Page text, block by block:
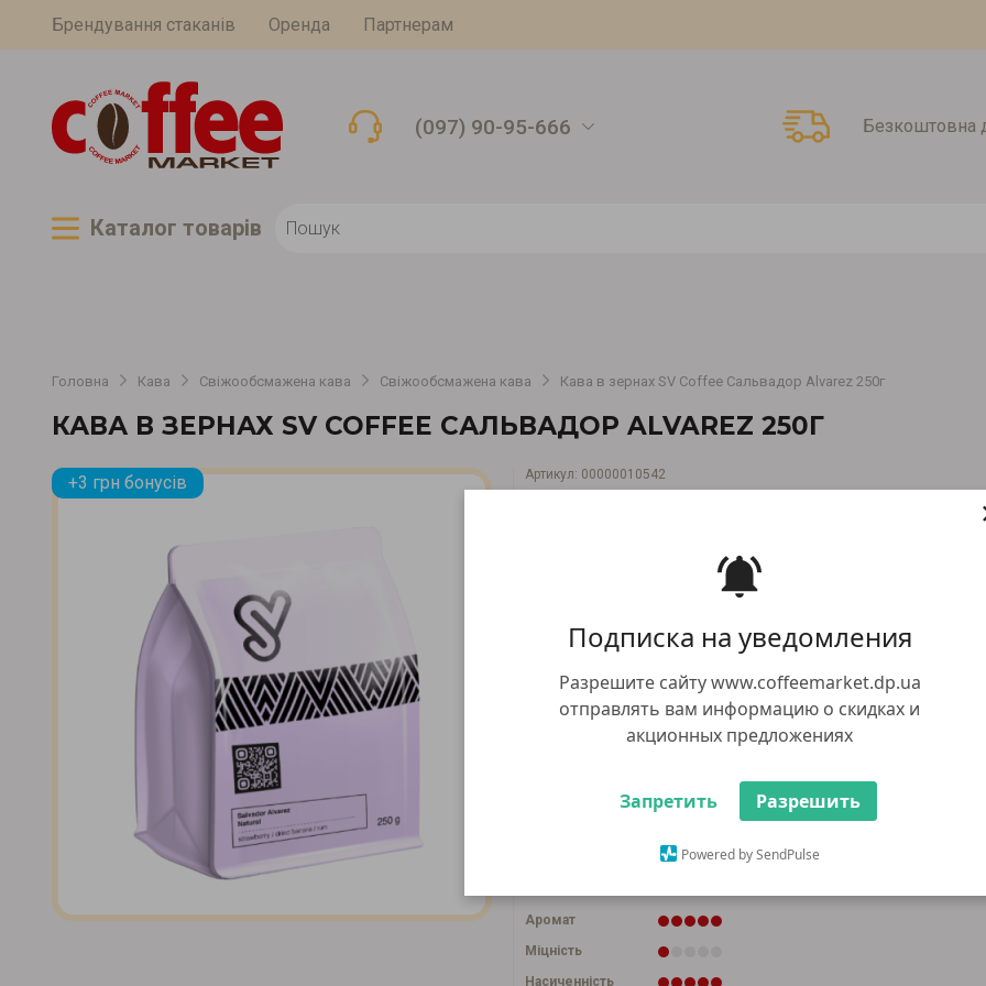
Подписка на уведомления
Разрешите сайту www.coffeemarket.dp.ua
отправлять вам информацию о скидках и
акционных предложениях
Запретить Разрешить
Powered by SendPulse
Брендування стаканів Оренда Партнерам
(097) 90-95-666 Безкоштовна
Каталог товарiв
Головна Кава Свіжообсмажена кава Свіжообсмажена кава Кава в зернах SV Coffee Сальвадор Alvarez 250г
КАВА В ЗЕРНАХ SV COFFEE САЛЬВАДОР ALVAREZ 250Г
+3 грн бонусів Артикул: 00000010542
при загальній сумі замовлення від 5000
В
Спосіб приготування
Аромат
Міцність
Насиченність